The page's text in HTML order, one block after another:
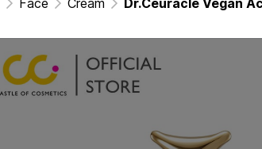
Face Cream Dr.Ceuracle Vegan